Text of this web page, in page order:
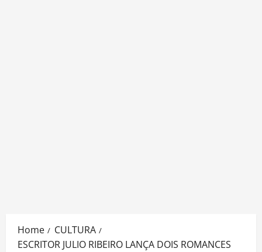
Home
CULTURA
ESCRITOR JULIO RIBEIRO LANÇA DOIS ROMANCES